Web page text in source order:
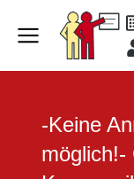
You are here:
Sachkunde
-Keine
möglich!-